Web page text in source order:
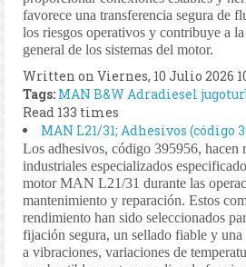
favorece una transferencia segura de
los riesgos operativos y contribuye a
general de los sistemas del motor.
Written on Viernes, 10 Julio 2026
Tags: MAN B&WAdradiesel
Read 133 times
MAN L21/31; Adhesivos (código
Los adhesivos, código 395956, hacen
industriales especializados
motor MAN L21/31 durante las
mantenimiento y reparación. Estos
rendimiento han sido seleccionados
fijación segura, un sellado fiable y una
a vibraciones, variaciones de